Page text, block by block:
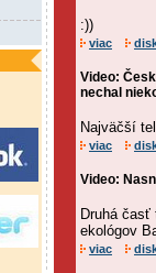
:))
viac
Video:
nechal
Najväčší
viac
Video:
Druhá
ekológov
viac